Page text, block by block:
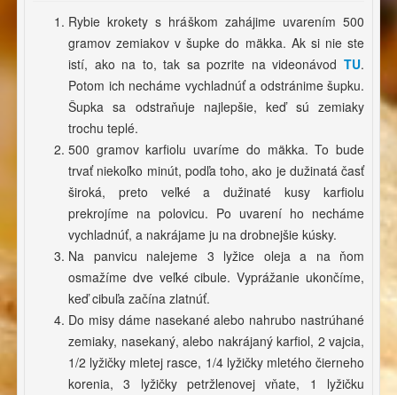
Rybie krokety s hráškom zahájime uvarením 500
gramov zemiakov v šupke do mäkka. Ak si nie ste
istí, ako na to, tak sa pozrite na videonávod TU.
Potom ich necháme vychladnúť a odstránime šupku.
Šupka sa odstraňuje najlepšie, keď sú zemiaky
trochu teplé.
500 gramov karfiolu uvaríme do mäkka. To bude
trvať niekoľko minút, podľa toho, ako je dužinatá časť
široká, preto veľké a dužinaté kusy karfiolu
prekrojíme na polovicu. Po uvarení ho necháme
vychladnúť, a nakrájame ju na drobnejšie kúsky.
Na panvicu nalejeme 3 lyžice oleja a na ňom
osmažíme dve veľké cibule. Vyprážanie ukončíme,
keď cibuľa začína zlatnúť.
Do misy dáme nasekané alebo nahrubo nastrúhané
zemiaky, nasekaný, alebo nakrájaný karfiol, 2 vajcia,
1/2 lyžičky mletej rasce, 1/4 lyžičky mletého čierneho
korenia, 3 lyžičky petržlenovej vňate, 1 lyžičku